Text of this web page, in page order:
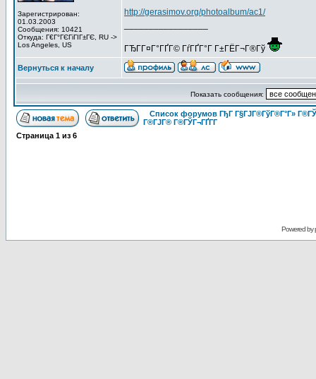
Зарегистрирован:
01.03.2003
Сообщения: 10421
Откуда: Г€Г°ГЄГіГІГ±ГЄ, RU ->
Los Angeles, US
http://gerasimov.org/photoalbum/ac1/
ГЂГ­Г¤Г°ГҐГ© ГѓГҐГ°Г Г±ГЁГ¬Г®Гў
Вернуться к началу
Показать сообщения:
Список форумов ГђГ Г§ГЈГ®ГўГ®Г°Г»
Г®ГЈГ® Г®ГЎГ¬ГҐГ­Г
Страница 1 из 6
Powered by